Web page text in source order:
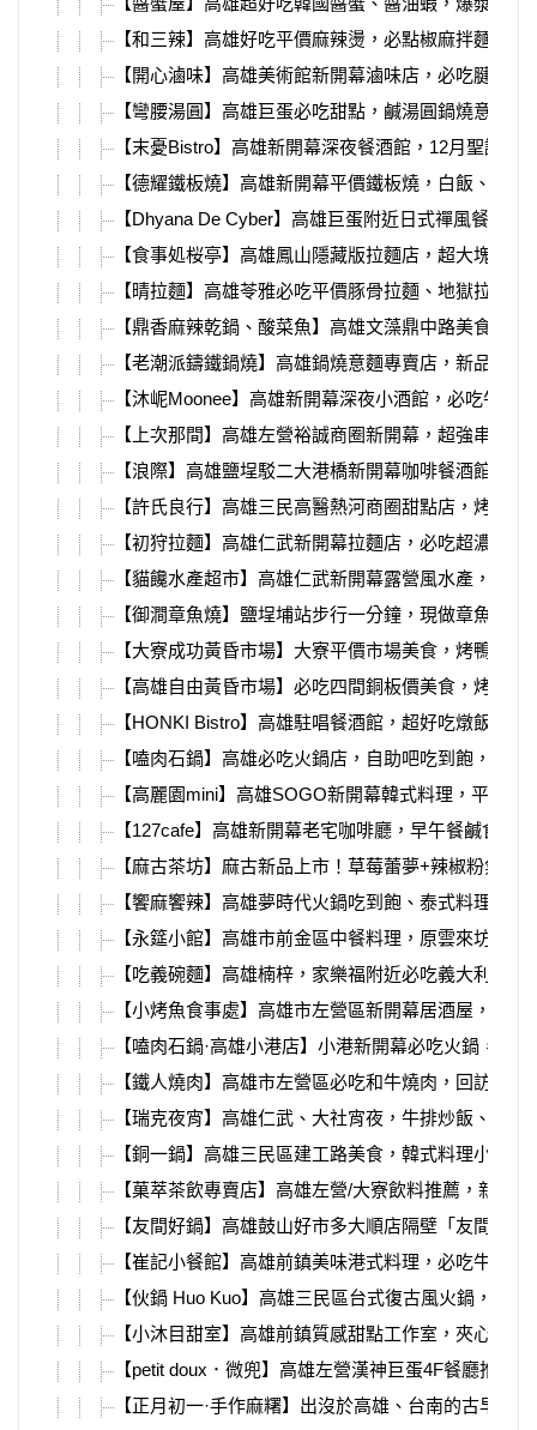
【和三辣】高雄好吃平價麻辣燙，必點椒麻拌麵、
【開心滷味】高雄美術館新開幕滷味店，必吃腱子肉
【彎腰湯圓】高雄巨蛋必吃甜點，鹹湯圓鍋燒意麵、
【末憂Bistro】高雄新開幕深夜餐酒館，12月聖誕限
【德耀鐵板燒】高雄新開幕平價鐵板燒，白飯、飲
【Dhyana De Cyber】高雄巨蛋附近日式禪風餐酒館
【食事処桜亭】高雄鳳山隱藏版拉麵店，超大塊鮭
【晴拉麵】高雄苓雅必吃平價豚骨拉麵、地獄拉麵
【鼎香麻辣乾鍋、酸菜魚】高雄文藻鼎中路美食，麻
【老潮派鑄鐵鍋燒】高雄鍋燒意麵專賣店，新品個人
【沐㞾Moonee】高雄新開幕深夜小酒館，必吃牛排
【上次那間】高雄左營裕誠商圈新開幕，超強串燒燒
【浪際】高雄鹽埕駁二大港橋新開幕咖啡餐酒館，菜
【許氏良行】高雄三民高醫熱河商圈甜點店，烤布
【初狩拉麵】高雄仁武新開幕拉麵店，必吃超濃郁
【貓饞水產超市】高雄仁武新開幕露營風水產，代客
【御澗章魚燒】鹽埕埔站步行一分鐘，現做章魚燒，
【大寮成功黃昏市場】大寮平價市場美食，烤鴨、壽
【高雄自由黃昏市場】必吃四間銅板價美食，烤飯
【HONKI Bistro】高雄駐唱餐酒館，超好吃燉飯、義
【嗑肉石鍋】高雄必吃火鍋店，自助吧吃到飽，大肉
【高麗園mini】高雄SOGO新開幕韓式料理，平價銅
【127cafe】高雄新開幕老宅咖啡廳，早午餐鹹食、
【麻古茶坊】麻古新品上市！草莓蕾夢+辣椒粉氣泡
【饗麻饗辣】高雄夢時代火鍋吃到飽、泰式料理、螃
【永筵小館】高雄市前金區中餐料理，原雲來坊，必
【吃義碗麵】高雄楠梓，家樂福附近必吃義大利麵、
【小烤魚食事處】高雄市左營區新開幕居酒屋，超強
【嗑肉石鍋·高雄小港店】小港新開幕必吃火鍋，超
【鐵人燒肉】高雄市左營區必吃和牛燒肉，回訪N次
【瑞克夜宵】高雄仁武、大社宵夜，牛排炒飯、海鮮
【銅一鍋】高雄三民區建工路美食，韓式料理小火
【菓萃茶飲專賣店】高雄左營/大寮飲料推薦，新鮮
【友間好鍋】高雄鼓山好市多大順店隔壁「友間好
【崔記小餐館】高雄前鎮美味港式料理，必吃牛肉
【伙鍋 Huo Kuo】高雄三民區台式復古風火鍋，台
【小沐目甜室】高雄前鎮質感甜點工作室，夾心餅
【petit doux．微兜】高雄左營漢神巨蛋4F餐廳推薦
【正月初一·手作麻糬】出沒於高雄、台南的古早味